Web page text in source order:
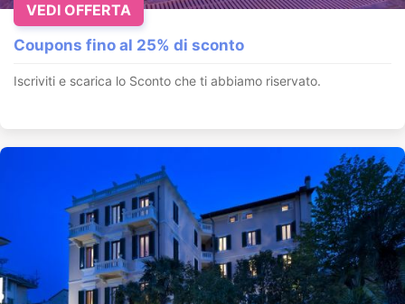
Coupons fino al 25% di sconto
Iscriviti e scarica lo Sconto che ti abbiamo riservato.
VEDI OFFERTA